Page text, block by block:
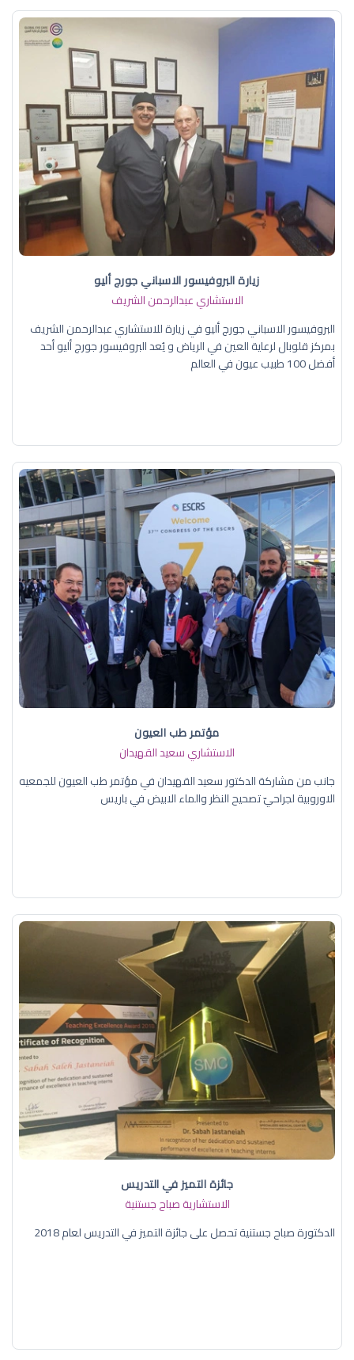
زيارة البروفيسور الاسباني جورج أليو
الاستشاري عبدالرحمن الشريف
البروفيسور الاسباني جورج أليو في زيارة للاستشاري عبدالرحمن الشريف
بمركز قلوبال لرعاية العين في الرياض و يُعد البروفيسور جورج أليو أحد
أفضل 100 طبيب عيون في العالم
مؤتمر طب العيون
الاستشاري سعيد القهيدان
جانب من مشاركة الدكتور سعيد القهيدان في مؤتمر طب العيون للجمعيه
الاوروبية لجراحيّ تصحيح النظر والماء الابيض في باريس
جائزة التميز في التدريس
الاستشارية صباح جستنية
الدكتورة صباح جستنية تحصل على جائزة التميز في التدريس لعام 2018